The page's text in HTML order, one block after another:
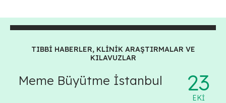
TIBBİ HABERLER, KLİNİK ARAŞTIRMALAR VE
KILAVUZLAR
23
EKI
Meme Büyütme İstanbul